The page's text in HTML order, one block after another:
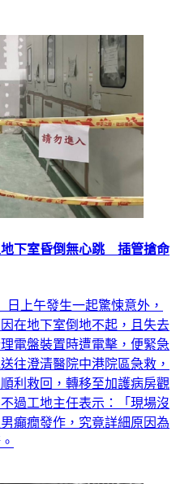
下室昏倒無心跳 插管搶命
上午發生一起驚悚意外，
在地下室倒地不起，且失去
電盤裝置時遭電擊，便緊急
往澄清醫院中港院區急救，
利救回，轉移至加護病房觀
過工地主任表示：「現場沒
癲癇發作，究竟詳細原因為